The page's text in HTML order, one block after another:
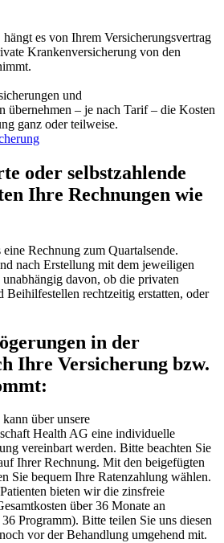
es von Ihrem Versicherungsvertrag
Krankenversicherung von den
und
übernehmen – je nach Tarif – die Kosten
ganz oder teilweise.
oder selbstzahlende
Ihre Rechnungen wie
Rechnung zum Quartalsende.
nach Erstellung mit dem jeweiligen
davon, ob die privaten
Beihilfestellen rechtzeitig erstatten, oder
in der
Ihre Versicherung bzw.
über unsere
Health AG eine individuelle
vereinbart werden. Bitte beachten Sie
Ihrer Rechnung. Mit den beigefügten
Sie bequem Ihre Ratenzahlung wählen.
bieten wir die zinsfreie
über 36 Monate an
Programm). Bitte teilen Sie uns diesen
vor der Behandlung umgehend mit.